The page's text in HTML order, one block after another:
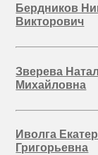
Бердников
Викторович
Зверева
Михайловна
Иволга
Григорьевна